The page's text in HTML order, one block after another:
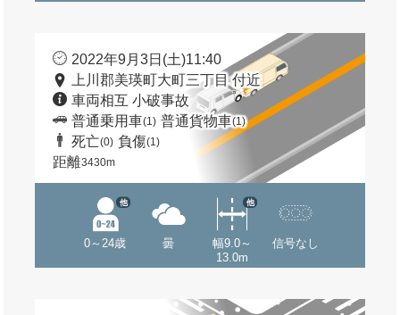
2022年9月3日(土)11:40
上川郡美瑛町大町三丁目 付近
車両相互 小破事故
普通乗用車(1) 普通貨物車(1)
死亡(0) 負傷(1)
距離3430m
0～24歳
他
曇
幅9.0～
13.0m
他
信号なし